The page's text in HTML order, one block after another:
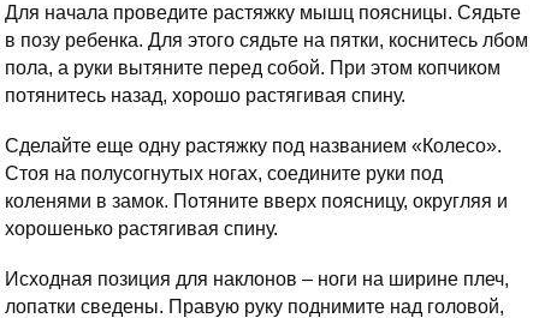
Для начала проведите растяжку мышц поясницы. Сядьте
в позу ребенка. Для этого сядьте на пятки, коснитесь лбом
пола, а руки вытяните перед собой. При этом копчиком
потянитесь назад, хорошо растягивая спину.
Сделайте еще одну растяжку под названием «Колесо».
Стоя на полусогнутых ногах, соедините руки под
коленями в замок. Потяните вверх поясницу, округляя и
хорошенько растягивая спину.
Исходная позиция для наклонов – ноги на ширине плеч,
лопатки сведены. Правую руку поднимите над головой,